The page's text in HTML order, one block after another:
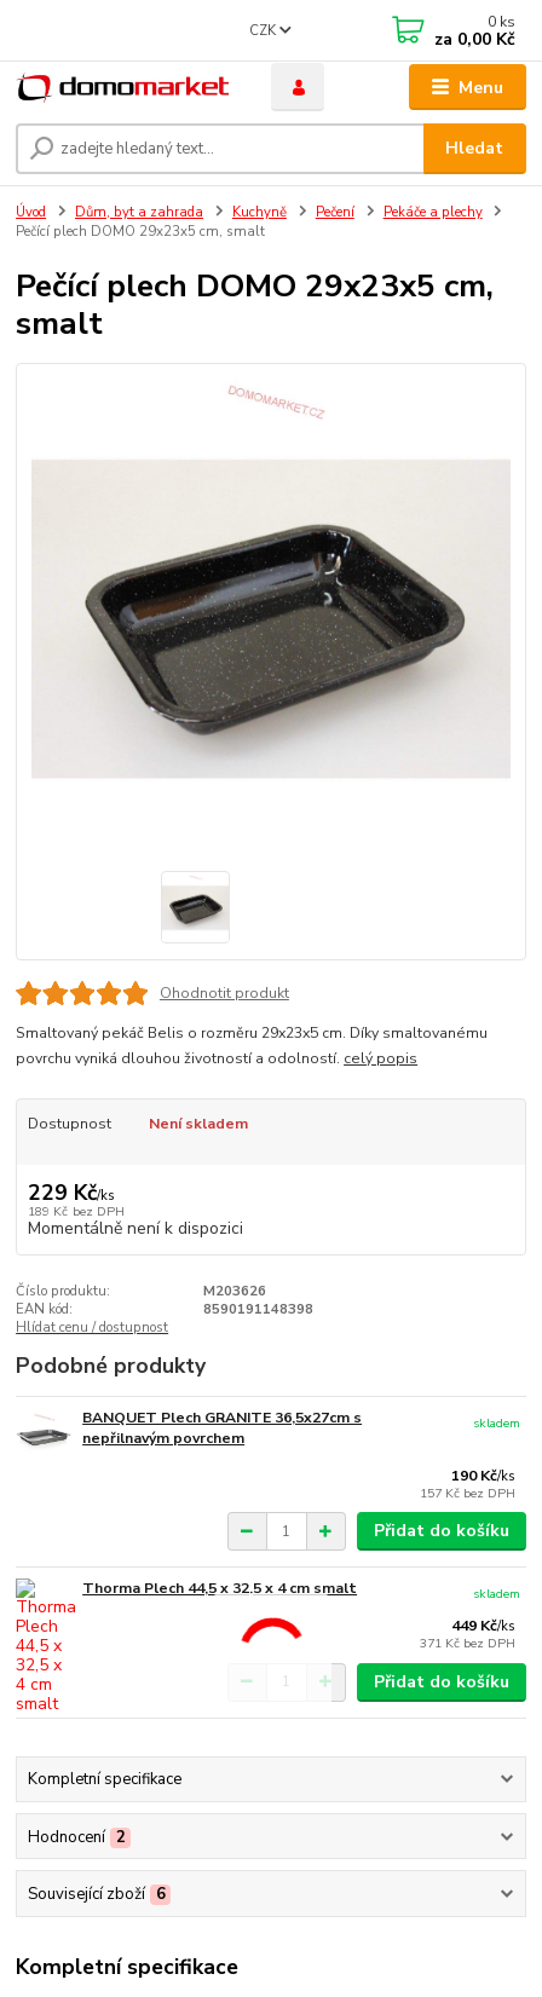
Menu
CZK
Hledat
0 ks
za 0,00 Kč
Úvod Dům, byt a zahrada Kuchyně Pečení
Pekáče a plechy
Pečící plech DOMO 29x23x5 cm, smalt
Pečící plech DOMO 29x23x5 cm,
smalt
Ohodnotit produkt
Smaltovaný pekáč Belis o rozměru 29x23x5 cm. Díky smaltovanému
povrchu vyniká dlouhou životností a odolností. celý popis
Dostupnost Není skladem
229 Kč/ks
189 Kč bez DPH
Momentálně není k dispozici
Číslo produktu:
M203626
EAN kód:
8590191148398
Hlídat cenu / dostupnost
Podobné produkty
BANQUET Plech GRANITE 36,5x27cm s
nepřilnavým povrchem
190 Kč/ks
157 Kč bez DPH
skladem
Přidat do košíku
Thorma Plech 44,5 x 32,5 x 4 cm smalt
449 Kč/ks
371 Kč bez DPH
skladem
Přidat do košíku
Kompletní specifikace
Hodnocení 2
Související zboží 6
Kompletní specifikace